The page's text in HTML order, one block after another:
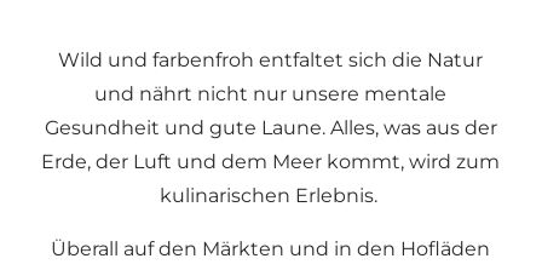
Wild und farbenfroh entfaltet sich die Natur
und nährt nicht nur unsere mentale
Gesundheit und gute Laune. Alles, was aus der
Erde, der Luft und dem Meer kommt, wird zum
kulinarischen Erlebnis.
Überall auf den Märkten und in den Hofläden